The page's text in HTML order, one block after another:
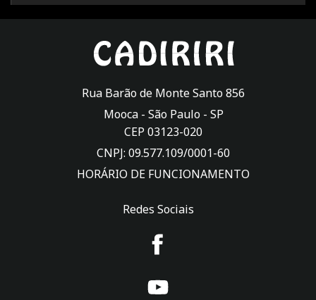
Rua Barão de Monte Santo 856
Mooca - São Paulo- SP
CEP 03123-020
CNPJ: 09.577.109/0001-60
HORÁRIO DE FUNCIONAMENTO
Redes Sociais